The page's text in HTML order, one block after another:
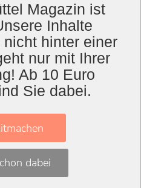
Landkreis
Ausstellung
Museum
HABSchloss
Literatur
LAG Rock
Magazin ist
Inhalte
hinter einer
nur mit Ihrer
Ab 10 Euro
Sie dabei.
dabei